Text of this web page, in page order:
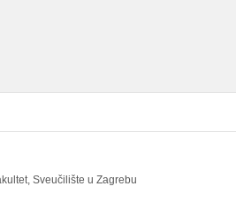
Sveučilište u Zagrebu